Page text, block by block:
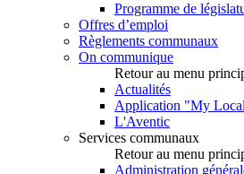
Programme de
Offres d’emploi
Règlements communaux
On communique
Retour au menu
Actualités
Application "My
L'Aventic
Services communaux
Retour au menu
Administration